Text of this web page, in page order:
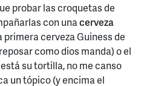
probar las croquetas de
con unacerveza
primera cerveza Guiness de
como dios manda) o el
su tortilla, no me canso
un tópico (y encima el